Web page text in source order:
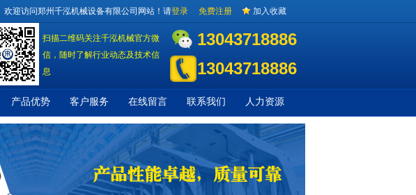
欢迎访问郑州千泓机械设备有限公司网站！请登录 免费注册 加入收藏
扫描二维码关注千泓机械官方微
信，随时了解行业动态及技术信
息
13043718886
13043718886
产品优势 客户服务 在线留言 联系我们 人力资源